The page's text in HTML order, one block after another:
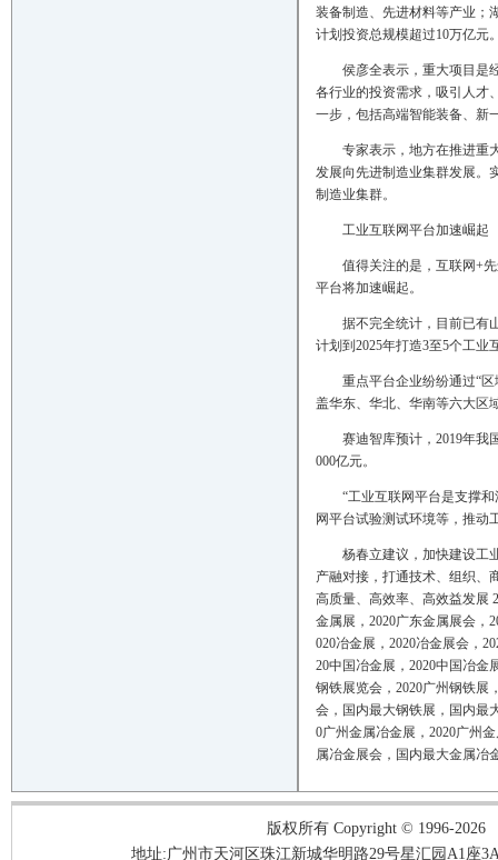
装备制造、先进材料等产业；
计划投资总规模超过10万亿元
侯彦全表示，重大项目是
各行业的投资需求，吸引人才
一步，包括高端智能装备、新
专家表示，地方在推进重
发展向先进制造业集群发展。
制造业集群。
工业互联网平台加速崛起
值得关注的是，互联网+
平台将加速崛起。
据不完全统计，目前已有
计划到2025年打造3至5个工
重点平台企业纷纷通过“
盖华东、华北、华南等六大区
赛迪智库预计，2019年我
000亿元。
“工业互联网平台是支撑
网平台试验测试环境等，推动
杨春立建议，加快建设工
产融对接，打通技术、组织、
高质量、高效率、高效益发展
金属展， 2020广东金属展会，
020冶金展， 2020冶金展会，
20中国冶金展， 2020中国冶金
钢铁展览会， 2020广州钢铁展
会，国内最大钢铁展，国内最
0广州金属冶金展， 2020广州
属冶金展会，国内最大金属冶
版权所有 Copyright © 1996-2026
地址:广州市天河区珠江新城华明路29号星汇园A1座